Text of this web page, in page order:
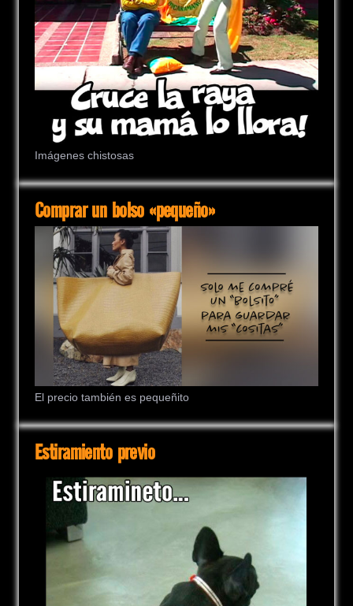
Imágenes chistosas
Comprar un bolso «pequeño»
El precio también es pequeñito
Estiramiento previo